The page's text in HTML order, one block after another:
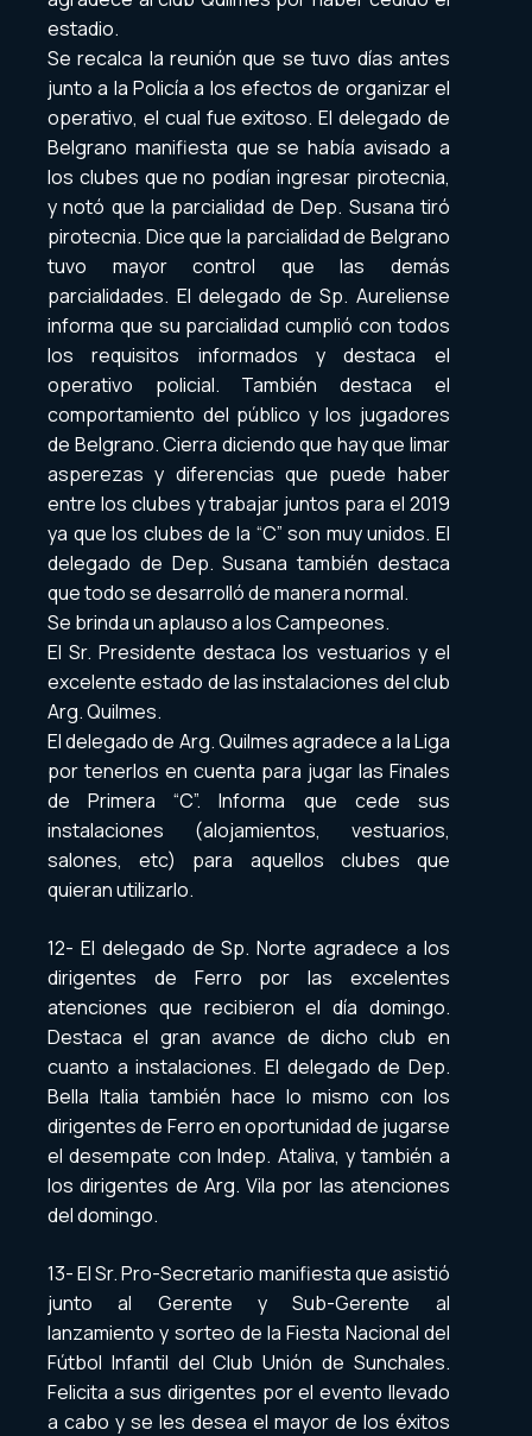
estadio.
Se recalca la reunión que se tuvo días antes
junto a la Policía a los efectos de organizar el
operativo, el cual fue exitoso. El delegado de
Belgrano manifiesta que se había avisado a
los clubes que no podían ingresar pirotecnia,
y notó que la parcialidad de Dep. Susana tiró
pirotecnia. Dice que la parcialidad de Belgrano
tuvo mayor control que las demás
parcialidades. El delegado de Sp. Aureliense
informa que su parcialidad cumplió con todos
los requisitos informados y destaca el
operativo policial. También destaca el
comportamiento del público y los jugadores
de Belgrano. Cierra diciendo que hay que limar
asperezas y diferencias que puede haber
entre los clubes y trabajar juntos para el 2019
ya que los clubes de la “C” son muy unidos. El
delegado de Dep. Susana también destaca
que todo se desarrolló de manera normal.
Se brinda un aplauso a los Campeones.
El Sr. Presidente destaca los vestuarios y el
excelente estado de las instalaciones del club
Arg. Quilmes.
El delegado de Arg. Quilmes agradece a la Liga
por tenerlos en cuenta para jugar las Finales
de Primera “C”. Informa que cede sus
instalaciones (alojamientos, vestuarios,
salones, etc) para aquellos clubes que
quieran utilizarlo.
12- El delegado de Sp. Norte agradece a los
dirigentes de Ferro por las excelentes
atenciones que recibieron el día domingo.
Destaca el gran avance de dicho club en
cuanto a instalaciones. El delegado de Dep.
Bella Italia también hace lo mismo con los
dirigentes de Ferro en oportunidad de jugarse
el desempate con Indep. Ataliva, y también a
los dirigentes de Arg. Vila por las atenciones
del domingo.
13- El Sr. Pro-Secretario manifiesta que asistió
junto al Gerente y Sub-Gerente al
lanzamiento y sorteo de la Fiesta Nacional del
Fútbol Infantil del Club Unión de Sunchales.
Felicita a sus dirigentes por el evento llevado
a cabo y se les desea el mayor de los éxitos